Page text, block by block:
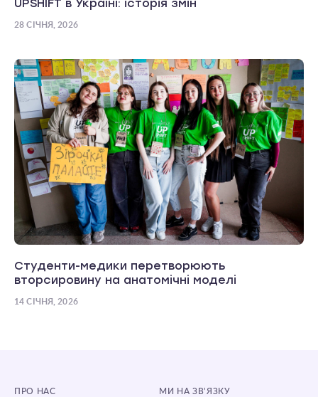
UPSHIFT в Україні: історія змін
28 СІЧНЯ, 2026
Студенти-медики перетворюють
вторсировину на анатомічні моделі
14 СІЧНЯ, 2026
ПРО НАС МИ НА ЗВ’ЯЗКУ